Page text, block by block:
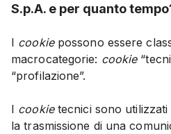
S.p.A. e per quanto
I cookiepossono essere
macrocategorie: cookie
“profilazione”.
I cookietecnici sono
la trasmissione di una